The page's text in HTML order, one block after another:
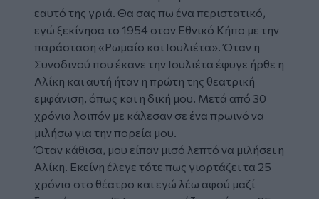
εαυτό της γριά. Θα σας πω ένα περιστατικό,
εγώ ξεκίνησα το 1954 στον Εθνικό Κήπο με την
παράσταση «Ρωμαίο και Ιουλιέτα». Όταν η
Συνοδινού που έκανε την Ιουλιέτα έφυγε ήρθε η
Αλίκη και αυτή ήταν η πρώτη της θεατρική
εμφάνιση, όπως και η δική μου. Μετά από 30
χρόνια λοιπόν με κάλεσαν σε ένα πρωινό να
μιλήσω για την πορεία μου.
Όταν κάθισα, μου είπαν μισό λεπτό να μιλήσει η
Αλίκη. Εκείνη έλεγε τότε πως γιορτάζει τα 25
χρόνια στο θέατρο και εγώ λέω αφού μαζί